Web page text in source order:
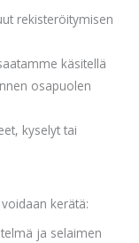
rekisteröitymisen
käsitellä
osapuolen
kyselyt tai
kerätä:
ja selaimen